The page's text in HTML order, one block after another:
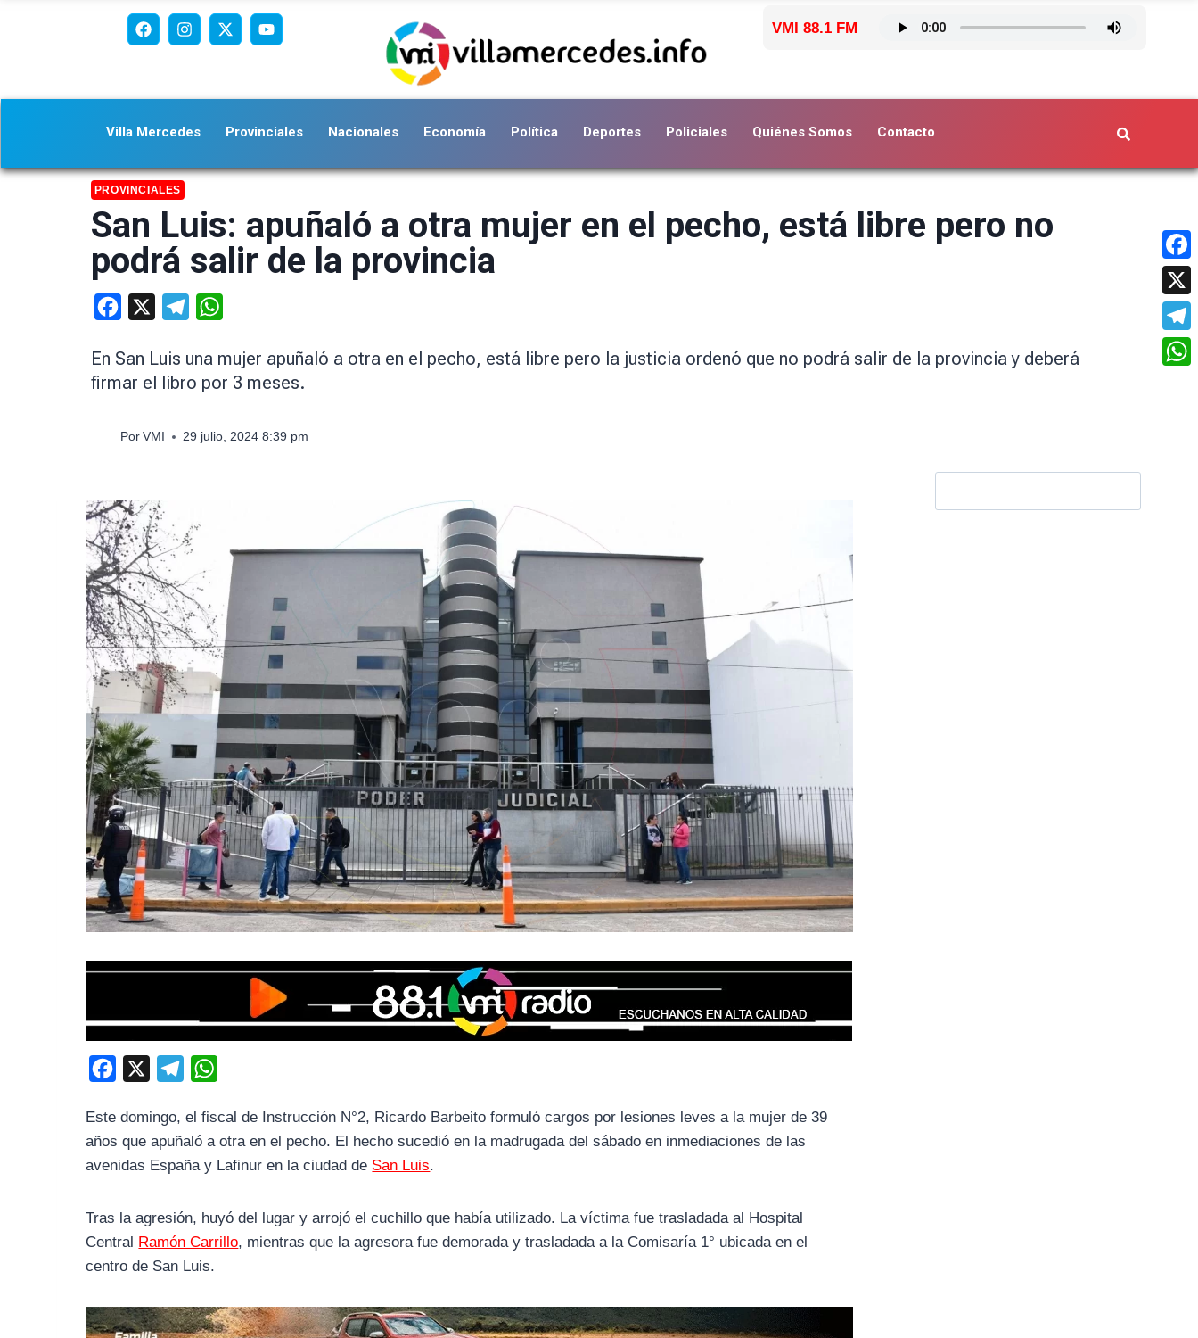
VMI 88.1 FM
Villa Mercedes Provinciales Nacionales Economía Política Deportes Policiales Quiénes Somos Contacto
PROVINCIALES
San Luis: apuñaló a otra mujer en el pecho, está libre pero no
podrá salir de la provincia
Facebook Telegram
En San Luis una mujer apuñaló a otra en el pecho, está libre pero la justicia ordenó que no podrá salir de la provincia y deberá
firmar el libro por 3 meses.
Por VMI 29 julio, 2024 8:39 pm
c
e
b
l
e
g
a
t
s
p
Este domingo, el fiscal de Instrucción N°2, Ricardo Barbeito formuló cargos por lesiones leves a la mujer de 39
años que apuñaló a otra en el pecho. El hecho sucedió en la madrugada del sábado en inmediaciones de las
avenidas España y Lafinur en la ciudad de San Luis.
Tras la agresión, huyó del lugar y arrojó el cuchillo que había utilizado. La víctima fue trasladada al Hospital
Central Ramón Carrillo, mientras que la agresora fue demorada y trasladada a la Comisaría 1° ubicada en el
centro de San Luis.
X